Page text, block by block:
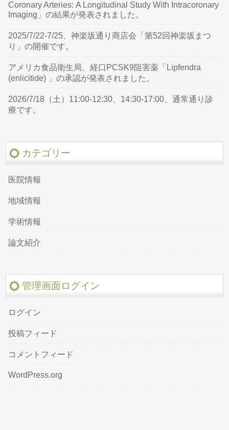
Coronary Arteries: A Longitudinal Study With Intracoronary
Imaging」の結果が発表されました。
2025/7/22-7/25、神楽坂通り商店会「第52回神楽坂まつ
り」の開催です。
アメリカ食品衛生局、経口PCSK9阻害薬「Lipfendra
(enlicitide) 」の承認が発表されました。
2026/7/18（土）11:00-12:30、14:30-17:00、通常通り診
療です。
カテゴリー
医院情報
地域情報
学術情報
論文紹介
管理画面ログイン
ログイン
投稿フィード
コメントフィード
WordPress.org